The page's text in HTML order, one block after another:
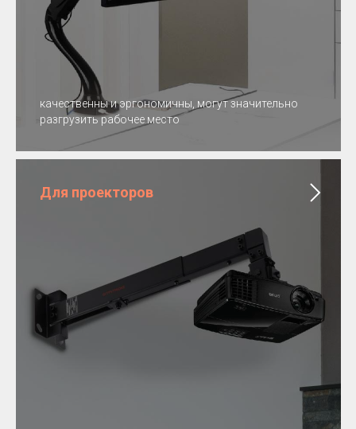
качественны и эргономичны, могут значительно
разгрузить рабочее место
Для проекторов